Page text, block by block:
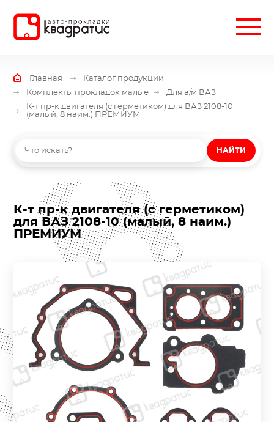
Главная
Каталог продукции
Комплекты прокладок малые
Для а/м ВАЗ
К-т пр-к двигателя (с герметиком) для ВАЗ 2108-10
(малый, 8 наим.) ПРЕМИУМ
НАЙТИ
К-т пр-к двигателя (с герметиком)
для ВАЗ 2108-10 (малый, 8 наим.)
ПРЕМИУМ